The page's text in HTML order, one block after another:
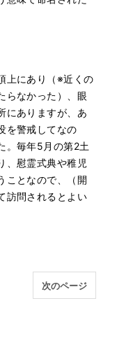
上にあり（※近くの
らなかった）、眼
にありますが、あ
を警戒してなの
。毎年5月の第2土
、慰霊式典や稚児
ことなので、（開
訪問されるとよい
次のページ